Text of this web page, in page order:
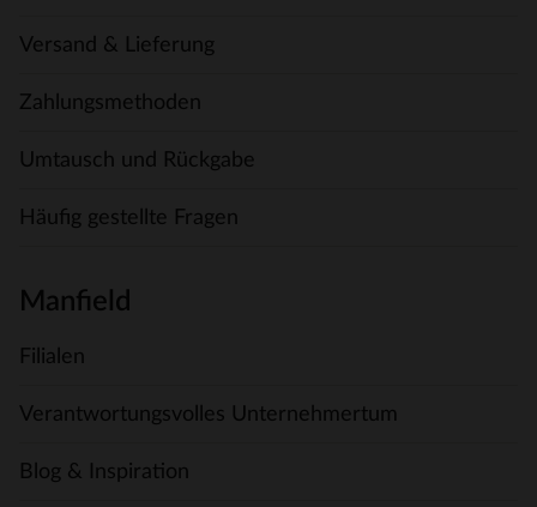
Versand & Lieferung
Zahlungsmethoden
Umtausch und Rückgabe
Häufig gestellte Fragen
Manfield
Filialen
Verantwortungsvolles Unternehmertum
Blog & Inspiration